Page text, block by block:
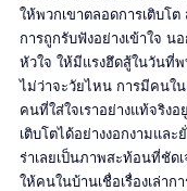
ให้พวกเขาตลอดการเติบโ
การถูกรับฟังอย่างเข้าใจ น
หัวใจ ให้มีแรงฮึดสู้ในวันที่พ
ไม่ว่าจะวัยไหน การมีคนใ
คนที่ใส่ใจเราอย่างแท้จริงอ
เติบโตได้อย่างงอกงามและ
ร่าเลยเป็นภาพสะท้อนที่ชัดเ
ให้คนในบ้านเชื่อเรื่องเล่าก